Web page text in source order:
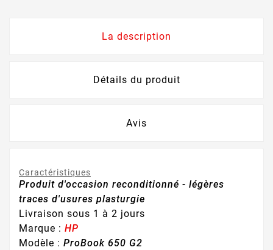
La description
Détails du produit
Avis
Caractéristiques
Produit d'occasion reconditionné - légères
traces d'usures plasturgie
Livraison sous 1 à 2 jours
Marque : HP
Modèle : ProBook 650 G2